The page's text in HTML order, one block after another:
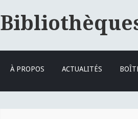
ALLER
À PROPOS ACTUALITÉS